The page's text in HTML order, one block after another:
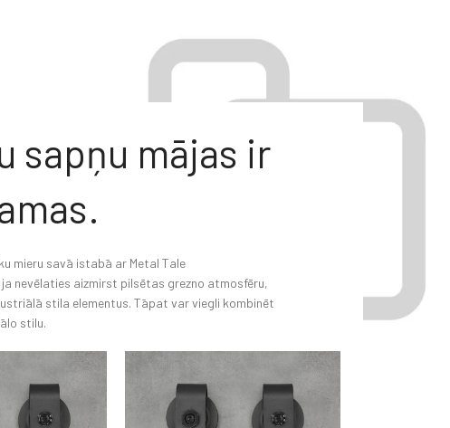
sapņu mājas ir
mieru savā istabā ar Metal Tale
nevēlaties aizmirst pilsētas grezno atmosfēru,
stila elementus. Tāpat var viegli kombinēt
stilu.